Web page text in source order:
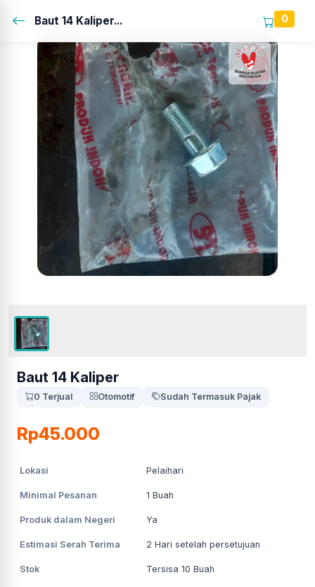
Baut 14 Kaliper... 0
Baut 14 Kaliper
0 Terjual Otomotif Sudah Termasuk Pajak
Rp45.000
Lokasi Pelaihari
Minimal Pesanan 1 Buah
Produk dalam Negeri Ya
Estimasi Serah Terima 2 Hari setelah persetujuan
Stok Tersisa 10 Buah